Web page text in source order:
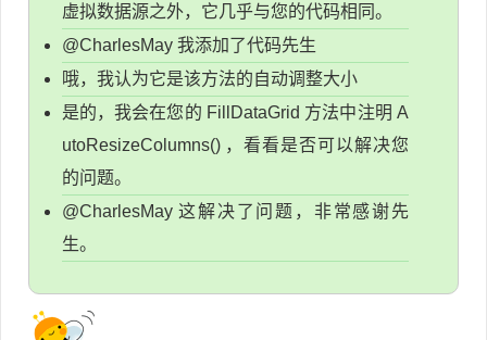
虚拟数据源之外，它几乎与您的代码相同。
@CharlesMay 我添加了代码先生
哦，我认为它是该方法的自动调整大小
是的，我会在您的 FillDataGrid 方法中注明 A
utoResizeColumns() ，看看是否可以解决您
的问题。
@CharlesMay 这解决了问题，非常感谢先
生。